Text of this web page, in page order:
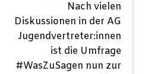
Nach vielen
Diskussionen in der AG
Jugendvertreter:innen
ist die Umfrage
#WasZuSagen nun zur